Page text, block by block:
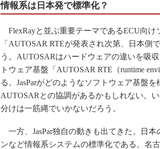
情報系は日本発で標準化？
FlexRayと並ぶ重要テーマであるECU向け
「AUTOSAR RTEが発表され次第、日本側
う。AUTOSARはハードウェアの違いを吸
トウェア基盤「AUTOSAR RTE（runtime
る。JasParがどのようなソフトウェア基盤
AUTOSARとの協調があるかもしれない。
分けは一筋縄でいかないだろう。
一方、JasPar独自の動きも出てきた。日
ンなど情報系システムの標準化である。名